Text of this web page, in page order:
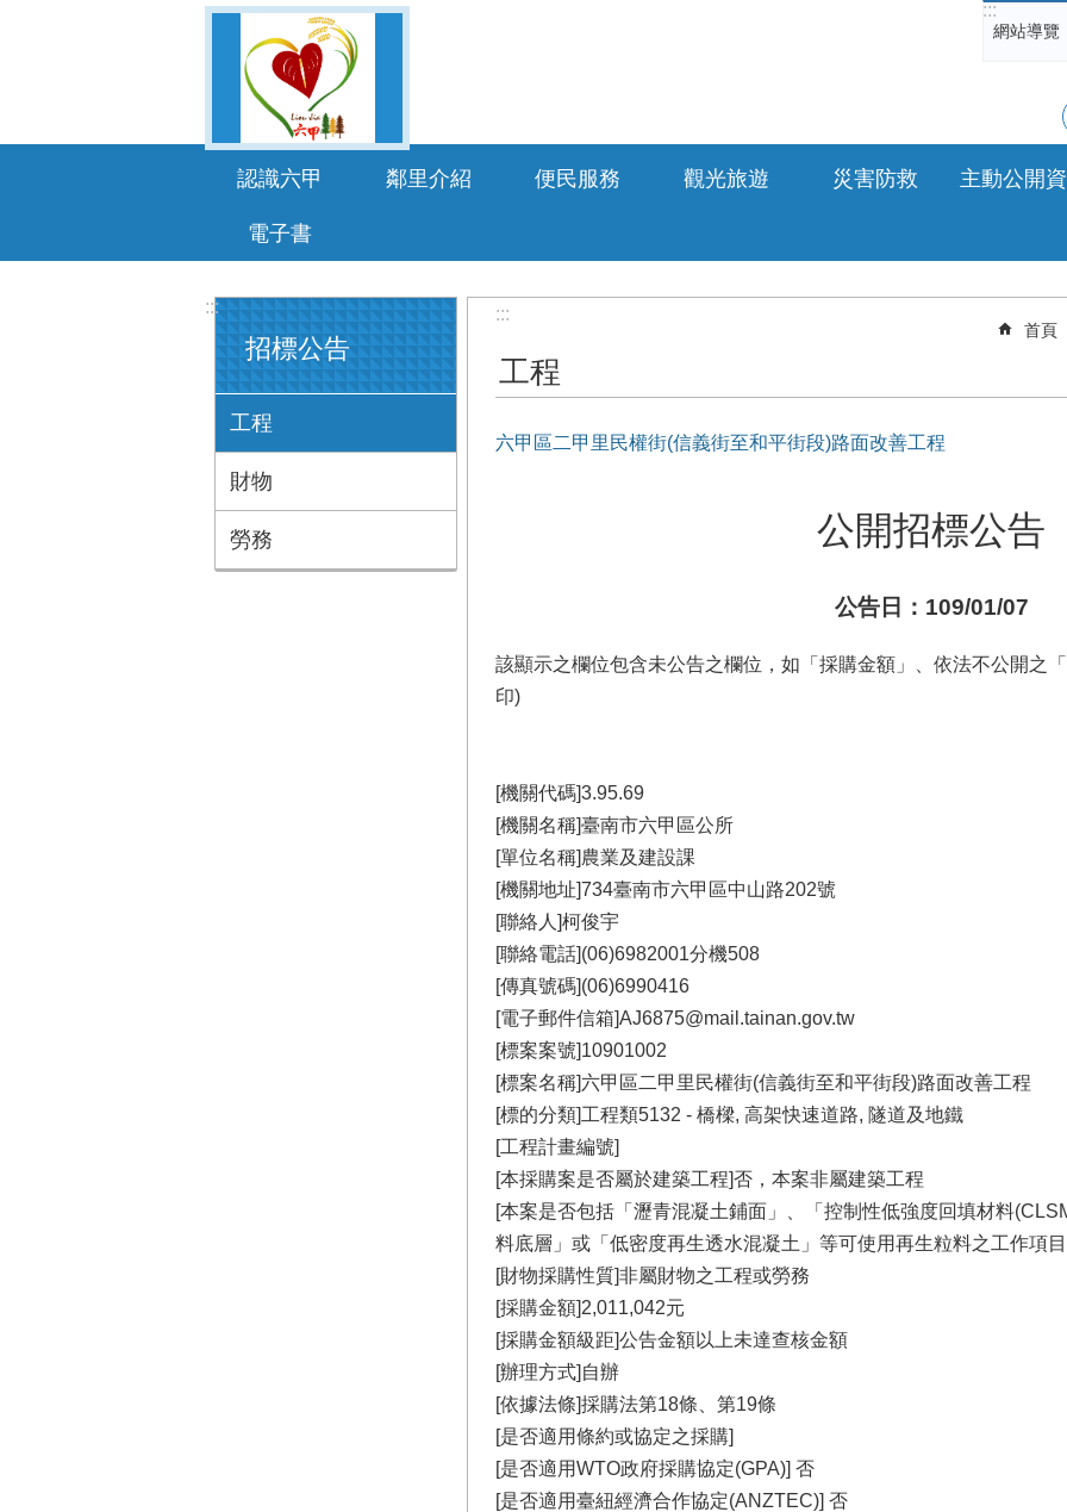
:::
網站導覽
認識六甲 鄰里介紹 便民服務 觀光旅遊 災害防救 主動公開
電子書
:::
招標公告
工程
財物
勞務
:::
首頁
工程
六甲區二甲里民權街(信義街至和平街段)路面改善工程
公開招標公告
公告日：109/01/07
該顯示之欄位包含未公告之欄位，如「採購金額」、依法不公開之
印)
[機關代碼]3.95.69
[機關名稱]臺南市六甲區公所
[單位名稱]農業及建設課
[機關地址]734臺南市六甲區中山路202號
[聯絡人]柯俊宇
[聯絡電話](06)6982001分機508
[傳真號碼](06)6990416
[電子郵件信箱]AJ6875@mail.tainan.gov.tw
[標案案號]10901002
[標案名稱]六甲區二甲里民權街(信義街至和平街段)路面改善工程
[標的分類]工程類5132 - 橋樑, 高架快速道路, 隧道及地鐵
[工程計畫編號]
[本採購案是否屬於建築工程]否，本案非屬建築工程
[本案是否包括「瀝青混凝土鋪面」、「控制性低強度回填材料
料底層」或「低密度再生透水混凝土」等可使用再生粒料之工作項
[財物採購性質]非屬財物之工程或勞務
[採購金額]2,011,042元
[採購金額級距]公告金額以上未達查核金額
[辦理方式]自辦
[依據法條]採購法第18條、第19條
[是否適用條約或協定之採購]
[是否適用WTO政府採購協定(GPA)] 否
[是否適用臺紐經濟合作協定(ANZTEC)] 否